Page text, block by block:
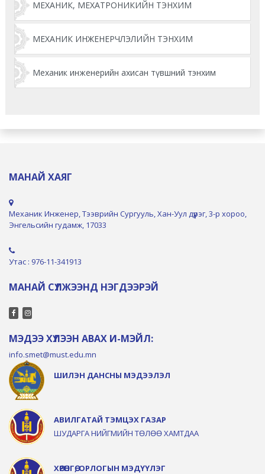
МЕХАНИК, МЕХАТРОНИКИЙН ТЭНХИМ
МЕХАНИК ИНЖЕНЕРЧЛЭЛИЙН ТЭНХИМ
Механик инженерийн ахисан түвшний тэнхим
МАНАЙ ХАЯГ
Механик Инженер, Тээврийн Сургууль, Хан-Уул дүүрэг, 3-р хороо,
Энгельсийн гудамж, 17033
Утас : 976-11-341913
МАНАЙ СҮЛЖЭЭНД НЭГДЭЭРЭЙ
МЭДЭЭ ХҮЛЭЭН АВАХ И-МЭЙЛ:
info.smet@must.edu.mn
ШИЛЭН ДАНСНЫ МЭДЭЭЛЭЛ
АВИЛГАТАЙ ТЭМЦЭХ ГАЗАР
ШУДАРГА НИЙГМИЙН ТӨЛӨӨ ХАМТДАА
ХӨРӨНГӨ, ОРЛОГЫН МЭДҮҮЛЭГ